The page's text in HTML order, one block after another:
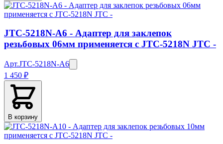
JTC-5218N-A6 - Адаптер для заклепок
резьбовых 06мм применяется с JTC-5218N JTC -
Арт.JTC-5218N-A6
1 450 ₽
В корзину